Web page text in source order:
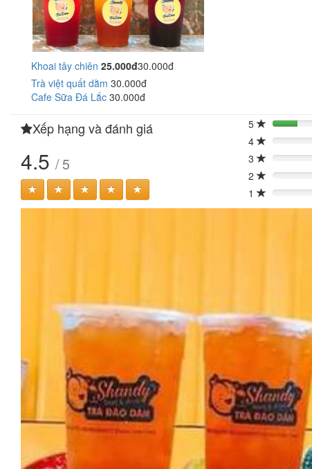
Khoai tây chiên 25.000đ30.000đ
Trà việt quất dằm 30.000đ
Cafe Sữa Đá Lắc 30.000đ
Xếp hạng và đánh giá
4.5 / 5
5 20%
4
0%
3
0%
2
0%
1
0%